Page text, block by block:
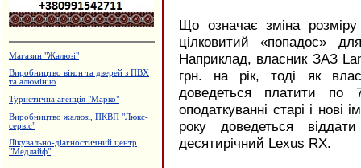
Будцентр "Деніго"
Архітектурне проектування.
Р.Думанський
Профспілкове товариство імігрантів
Ковальська майстерня
Виробництво еластичної резинки
Що означає зміна
цілковитий «попадос»
Наприклад, власник ЗАЗ
грн. на рік, тоді як
доведеться платити по
оподаткуванні старі і
року доведеться
десятирічний Lexus RX.